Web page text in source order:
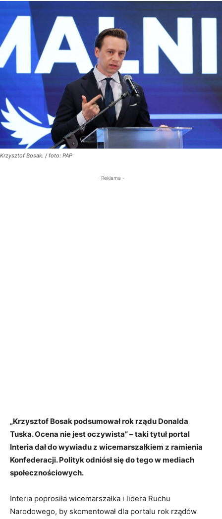
Krzysztof Bosak. / foto: PAP
- Reklama -
„Krzysztof Bosak podsumował rok rządu Donalda
Tuska. Ocena nie jest oczywista” – taki tytuł portal
Interia dał do wywiadu z wicemarszałkiem z ramienia
Konfederacji. Polityk odniósł się do tego w mediach
społecznościowych.
Interia poprosiła wicemarszałka i lidera Ruchu
Narodowego, by skomentował dla portalu rok rządów